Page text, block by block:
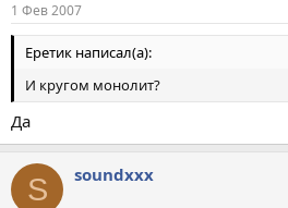
1 Фев 2007
Еретик написал(а):
И кругом монолит?
Да
S soundxxx